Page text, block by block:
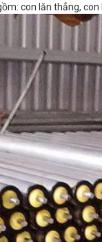
con lăn thẳng, con